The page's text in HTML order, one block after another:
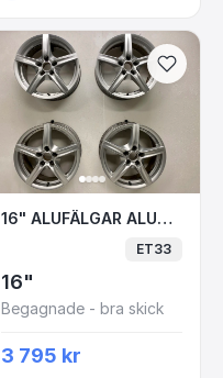
16" ALUFÄLGAR16" ALUFÄLGAR ALUTEC Citroen C5 5x108 6.5x16 ET33 65.1
ET33
16"
Begagnade - bra skick
3 795 kr